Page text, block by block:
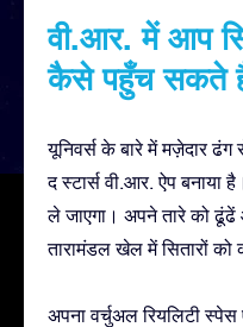
वी.आर. में आप
कैसे पहुँच सकते
यूनिवर्स के बारे में मज़ेदार
द स्टार्स वी.आर. ऐप बनाया
ले जाएगा। अपने तारे को
तारामंडल खेल में सितारों
अपना वर्चुअल रियलिटी